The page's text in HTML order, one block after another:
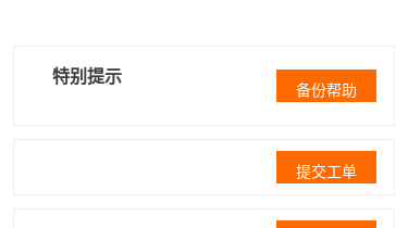
特别提示
备份帮助
提交工单